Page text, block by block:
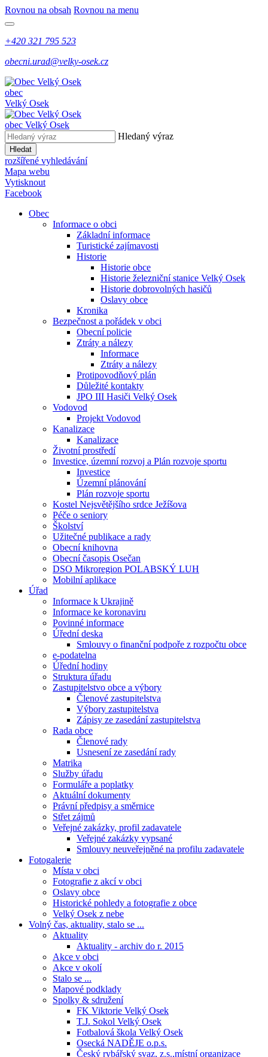
Rovnou na obsah Rovnou na menu
+420 321 795 523
obecni.urad@velky-osek.cz
obec
Velký Osek
obec Velký Osek
Hledaný výraz
Hledat
rozšířené vyhledávání
Mapa webu
Vytisknout
Facebook
Obec
Informace o obci
Základní informace
Turistické zajímavosti
Historie
Historie obce
Historie železniční stanice Velký Osek
Historie dobrovolných hasičů
Oslavy obce
Kronika
Bezpečnost a pořádek v obci
Obecní policie
Ztráty a nálezy
Informace
Ztráty a nálezy
Protipovodňový plán
Důležité kontakty
JPO III Hasiči Velký Osek
Vodovod
Projekt Vodovod
Kanalizace
Kanalizace
Životní prostředí
Investice, územní rozvoj a Plán rozvoje sportu
Investice
Územní plánování
Plán rozvoje sportu
Kostel Nejsvětějšího srdce Ježíšova
Péče o seniory
Školství
Užitečné publikace a rady
Obecní knihovna
Obecní časopis Osečan
DSO Mikroregion POLABSKÝ LUH
Mobilní aplikace
Úřad
Informace k Ukrajině
Informace ke koronaviru
Povinné informace
Úřední deska
Smlouvy o finanční podpoře z rozpočtu obce
e-podatelna
Úřední hodiny
Struktura úřadu
Zastupitelstvo obce a výbory
Členové zastupitelstva
Výbory zastupitelstva
Zápisy ze zasedání zastupitelstva
Rada obce
Členové rady
Usnesení ze zasedání rady
Matrika
Služby úřadu
Formuláře a poplatky
Aktuální dokumenty
Právní předpisy a směrnice
Střet zájmů
Veřejné zakázky, profil zadavatele
Veřejné zakázky vypsané
Smlouvy neuveřejněné na profilu zadavatele
Fotogalerie
Místa v obci
Fotografie z akcí v obci
Oslavy obce
Historické pohledy a fotografie z obce
Velký Osek z nebe
Volný čas, aktuality, stalo se ...
Aktuality
Aktuality - archiv do r. 2015
Akce v obci
Akce v okolí
Stalo se ...
Mapové podklady
Spolky & sdružení
FK Viktorie Velký Osek
T.J. Sokol Velký Osek
Fotbalová škola Velký Osek
Osecká NADĚJE o.p.s.
Český rybářský svaz, z.s.,místní organizace